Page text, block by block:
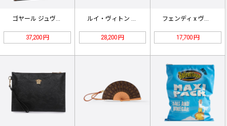
ゴヤール ジュヴァンス GM トイレ…
37,200 円
ルイ・ヴィトン ドップキット G73…
28,200 円
フェンディ x ヴェルサーチ ブラッ…
17,700 円